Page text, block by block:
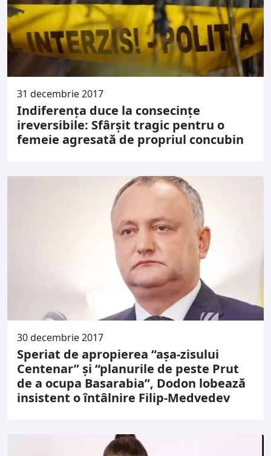
31 decembrie 2017
Indiferența duce la consecințe
ireversibile: Sfârșit tragic pentru o
femeie agresată de propriul concubin
30 decembrie 2017
Speriat de apropierea “așa-zisului
Centenar” și “planurile de peste Prut
de a ocupa Basarabia”, Dodon lobează
insistent o întâlnire Filip-Medvedev